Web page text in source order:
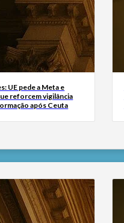
UE pede a Meta e
reforcem vigilância
após Ceuta